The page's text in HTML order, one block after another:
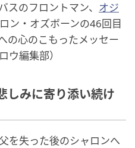
スのフロントマン、 オジ
ン・オズボーンの46回目
の心のこもったメッセー
ウ編集部）
しみに寄り添い続け
を失った後のシャロンへ